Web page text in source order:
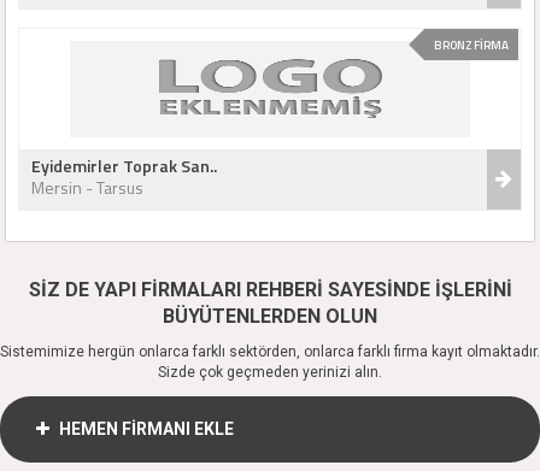
BRONZ FİRMA
Eyidemirler Toprak San..
Mersin - Tarsus
SİZ DE YAPI FİRMALARI REHBERİ SAYESİNDE İŞLERİNİ
BÜYÜTENLERDEN OLUN
Sistemimize hergün onlarca farklı sektörden, onlarca farklı firma kayıt olmaktadır.
Sizde çok geçmeden yerinizi alın.
HEMEN FİRMANI EKLE